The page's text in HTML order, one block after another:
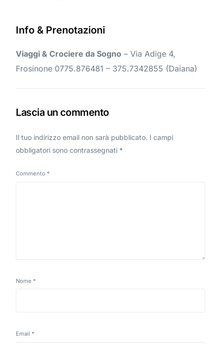
Info & Prenotazioni
Viaggi & Crociere da Sogno – Via Adige 4,
Frosinone 0775.876481 – 375.7342855 (Daiana)
Lascia un commento
Il tuo indirizzo email non sarà pubblicato. I campi
obbligatori sono contrassegnati *
Commento *
Nome *
Email *